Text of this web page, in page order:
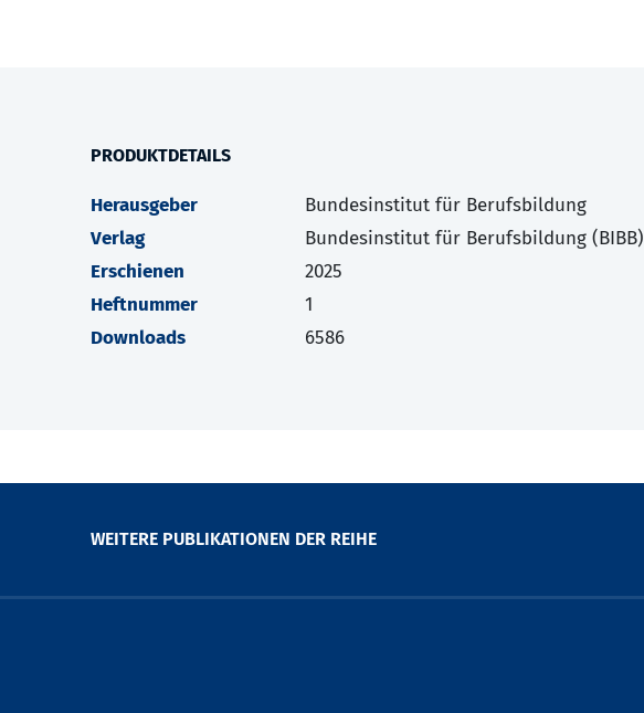
PRODUKTDETAILS
Herausgeber
Bundesinstitut für Berufsbildung
Verlag
Bundesinstitut für Berufsbildung (BIBB)
Erschienen
2025
Heftnummer
1
Downloads
6586
WEITERE PUBLIKATIONEN DER REIHE